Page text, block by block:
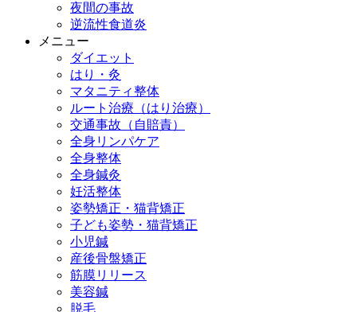
夜間の事故
逆流性食道炎
メニュー
ダイエット
はり・灸
マタニティ整体
ルート治療（はり治療）
交通事故（自賠責）
全身リンパケア
全身整体
全身鍼灸
妊活整体
姿勢矯正・猫背矯正
子ども姿勢・猫背矯正
小児鍼
産後骨盤矯正
筋膜リリース
美容鍼
脱毛